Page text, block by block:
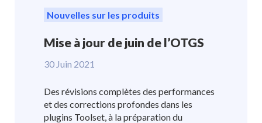
Nouvelles sur les produits
Mise à jour de juin de l’OTGS
30 Juin 2021
Des révisions complètes des performances
et des corrections profondes dans les
plugins Toolset, à la préparation du